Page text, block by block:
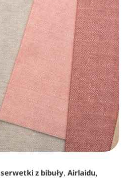
serwetki z bibuły, Airlaidu,